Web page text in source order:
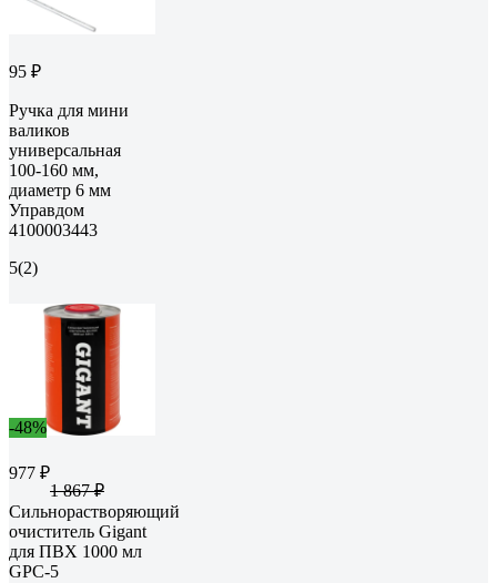
95 ₽
Ручка для мини
валиков
универсальная
100-160 мм,
диаметр 6 мм
Управдом
4100003443
5(2)
-48%
977 ₽
1 867 ₽
Сильнорастворяющий
очиститель Gigant
для ПВХ 1000 мл
GPC-5